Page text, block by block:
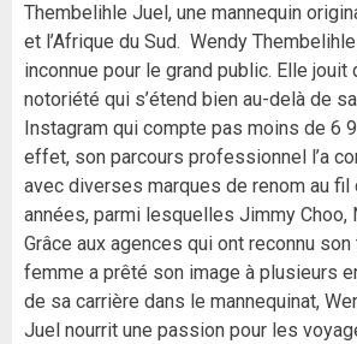
Thembelihle Juel, une mannequin
et l’Afrique du Sud. Wendy
inconnue pour le grand public. Elle jouit
notoriété qui s’étend bien au-delà de
Instagram qui compte pas moins de 6
effet, son parcours professionnel l’a
avec diverses marques de renom au
années, parmi lesquelles Jimmy Choo,
Grâce aux agences qui ont reconnu son
femme a prêté son image à plusieurs
de sa carrière dans le mannequinat,
Juel nourrit une passion pour les